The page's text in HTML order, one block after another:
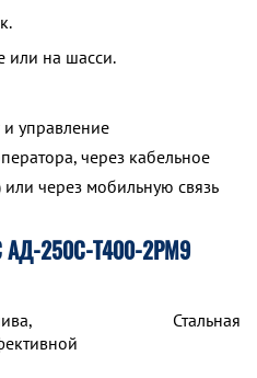
или на шасси.
управление
через кабельное
через мобильную связь
АД-250С-Т400-2РМ9
Стальная